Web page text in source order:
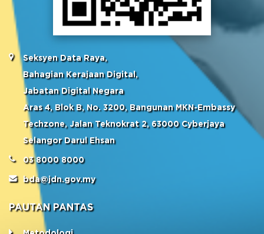
Seksyen Data Raya,
Bahagian Kerajaan Digital,
Jabatan Digital Negara
Aras 4, Blok B, No. 3200, Bangunan MKN-Embassy
Techzone, Jalan Teknokrat 2, 63000 Cyberjaya
Selangor Darul Ehsan
03 8000 8000
bda@jdn.gov.my
PAUTAN PANTAS